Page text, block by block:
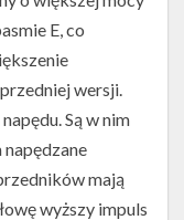
E, co
wersji.
Są w nim
mają
wyższy impuls